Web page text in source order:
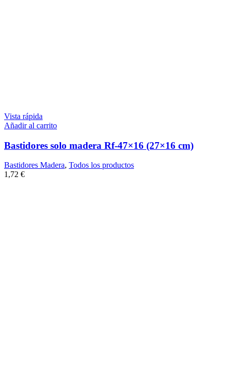
Vista rápida
Añadir al carrito
Bastidores solo madera Rf-47×16 (27×16 cm)
Bastidores Madera, Todos los productos
1,72 €